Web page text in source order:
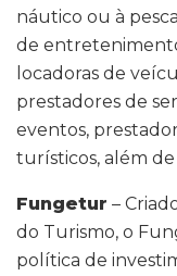
náutico ou à
de
locadoras de
prestadores de
eventos,
turísticos, além
Fungetur –
do Turismo, o
política de